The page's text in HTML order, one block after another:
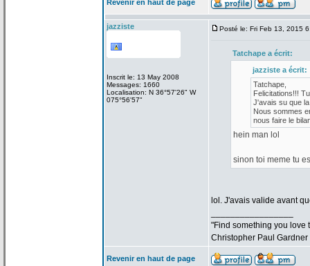
Revenir en haut de page
jazziste
Inscrit le: 13 May 2008
Messages: 1660
Localisation: N 36°57'26" W
075°56'57"
Posté le: Fri Feb 13, 2015
Tatchape a écrit:
jazziste aécrit:
Tatchape,
Felicitations!!!
J'avais su que la
Nous sommes
nous faire le
hein man lol
sinon toi meme tu
lol. J'avais valide avant
"Find something you love
Christopher Paul Gardner
Revenir en haut de page